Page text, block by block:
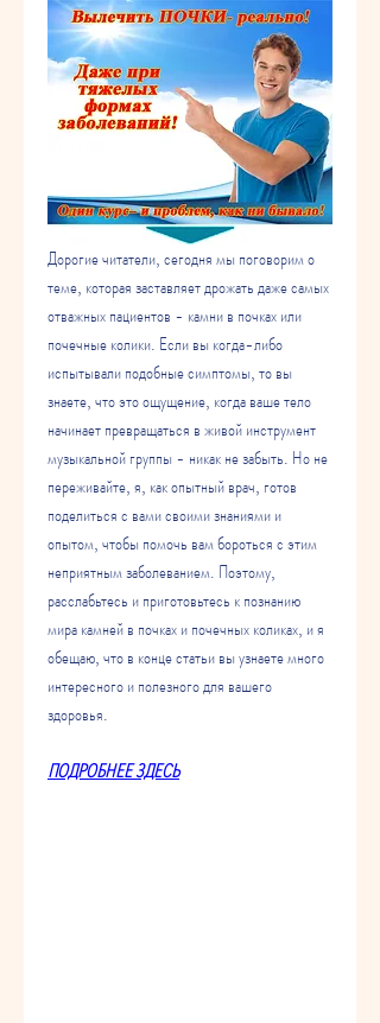
Дорогие читатели, сегодня мы поговорим о
теме, которая заставляет дрожать даже самых
отважных пациентов - камни в почках или
почечные колики. Если вы когда-либо
испытывали подобные симптомы, то вы
знаете, что это ощущение, когда ваше тело
начинает превращаться в живой инструмент
музыкальной группы - никак не забыть. Но не
переживайте, я, как опытный врач, готов
поделиться с вами своими знаниями и
опытом, чтобы помочь вам бороться с этим
неприятным заболеванием. Поэтому,
расслабьтесь и приготовьтесь к познанию
мира камней в почках и почечных коликах, и я
обещаю, что в конце статьи вы узнаете много
интересного и полезного для вашего
здоровья.
ПОДРОБНЕЕ ЗДЕСЬ